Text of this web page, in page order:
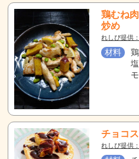
鶏むね
炒め
れしぴ提供
材料
チョコ
れしぴ提供